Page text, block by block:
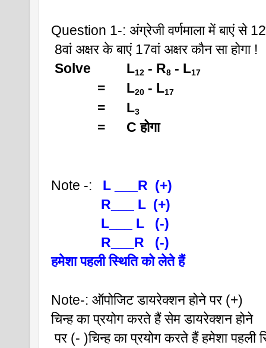
Question 1-: अंग्रेजी वर्णमाला में बाएं से
8वां अक्षर के बाएं 17वां अक्षर कौन सा होगा !
Solve          L12 - R8 - L17
=      L20 - L17
=      L3
=      C होगा
Note -: L ___R  (+)
R___ L  (+)
L___ L   (-)
R___R   (-)
हमेशा पहली स्थिति को लेते हैं
Note-: ऑपोजिट डायरेक्शन होने पर (+)
चिन्ह का प्रयोग करते हैं सेम डायरेक्शन होने
पर (- )चिन्ह का प्रयोग करते हैं हमेशा पहली